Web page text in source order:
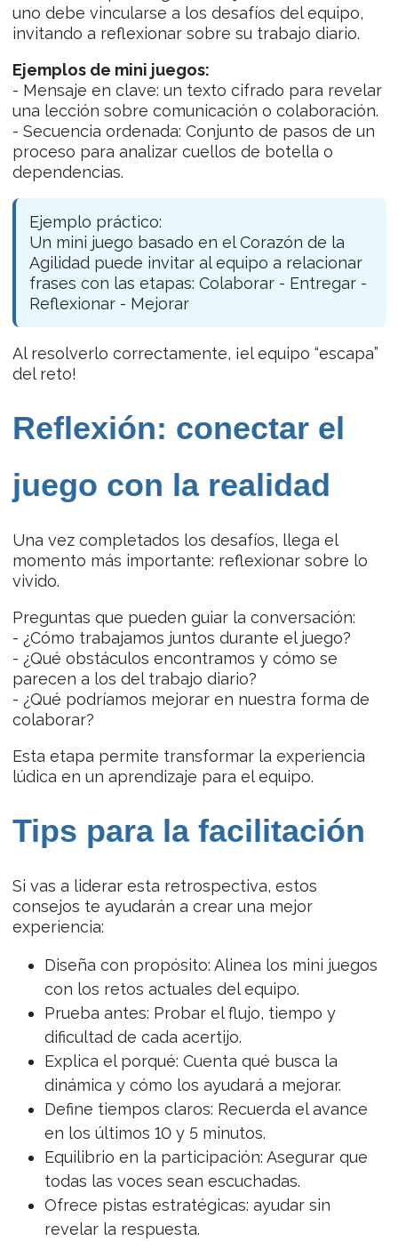
uno debe vincularse a los desafíos del equipo,
invitando a reflexionar sobre su trabajo diario.
Ejemplos de mini juegos:
- Mensaje en clave: un texto cifrado para revelar
una lección sobre comunicación o colaboración.
- Secuencia ordenada: Conjunto de pasos de un
proceso para analizar cuellos de botella o
dependencias.
Ejemplo práctico:
Un mini juego basado en el Corazón de la
Agilidad puede invitar al equipo a relacionar
frases con las etapas: Colaborar - Entregar -
Reflexionar - Mejorar
Al resolverlo correctamente, ¡el equipo “escapa”
del reto!
Reflexión: conectar el
juego con la realidad
Una vez completados los desafíos, llega el
momento más importante: reflexionar sobre lo
vivido.
Preguntas que pueden guiar la conversación:
- ¿Cómo trabajamos juntos durante el juego?
- ¿Qué obstáculos encontramos y cómo se
parecen a los del trabajo diario?
- ¿Qué podríamos mejorar en nuestra forma de
colaborar?
Esta etapa permite transformar la experiencia
lúdica en un aprendizaje para el equipo.
Tips para la facilitación
Si vas a liderar esta retrospectiva, estos
consejos te ayudarán a crear una mejor
experiencia:
Diseña con propósito: Alinea los mini juegos
con los retos actuales del equipo.
Prueba antes: Probar el flujo, tiempo y
dificultad de cada acertijo.
Explica el porqué: Cuenta qué busca la
dinámica y cómo los ayudará a mejorar.
Define tiempos claros: Recuerda el avance
en los últimos 10 y 5 minutos.
Equilibrio en la participación: Asegurar que
todas las voces sean escuchadas.
Ofrece pistas estratégicas: ayudar sin
revelar la respuesta.